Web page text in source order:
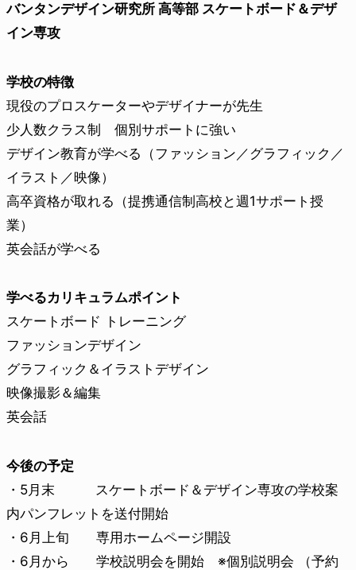
バンタンデザイン研究所 高等部 スケートボード＆デザ
イン専攻
学校の特徴
現役のプロスケーターやデザイナーが先生
少人数クラス制 個別サポートに強い
デザイン教育が学べる（ファッション／グラフィック／
イラスト／映像）
高卒資格が取れる（提携通信制高校と週1サポート授
業）
英会話が学べる
学べるカリキュラムポイント
スケートボード トレーニング
ファッションデザイン
グラフィック＆イラストデザイン
映像撮影＆編集
英会話
今後の予定
・5月末 スケートボード＆デザイン専攻の学校案
内パンフレットを送付開始
・6月上旬 専用ホームページ開設
・6月から 学校説明会を開始 ※個別説明会 （予約